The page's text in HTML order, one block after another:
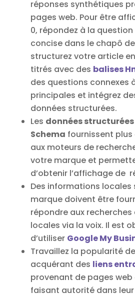
réponses synthétiques
pages web. Pour être
0, répondez à la
concise dans le chapô
structurez votre article
titrés avec des balises
des questions connexes
principales et intégrez
données structurées.
Les données structurées
Schema fournissent
aux moteurs de
votre marque et
d’obtenir l’affichage de
Des informations locales
marque doivent être
répondre aux recherches
locales via la voix. Il est
d’utiliser Google My
Travaillez la popularité
acquérant des liens
provenant de pages
faisant autorité dans